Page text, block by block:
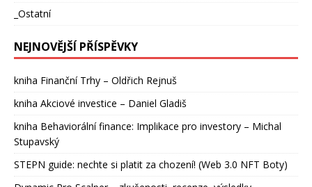
_Ostatní
NEJNOVĚJŠÍ PŘÍSPĚVKY
kniha Finanční Trhy – Oldřich Rejnuš
kniha Akciové investice – Daniel Gladiš
kniha Behaviorální finance: Implikace pro investory – Michal
Stupavský
STEPN guide: nechte si platit za chození! (Web 3.0 NFT Boty)